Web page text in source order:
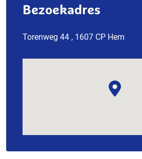
Bezoekadres
Torenweg 44 , 1607 CP Hem